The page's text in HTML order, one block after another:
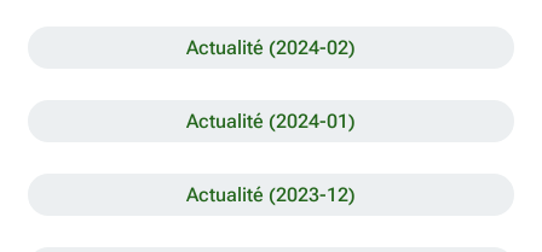
Actualité (2024-02)
Actualité (2024-01)
Actualité (2023-12)